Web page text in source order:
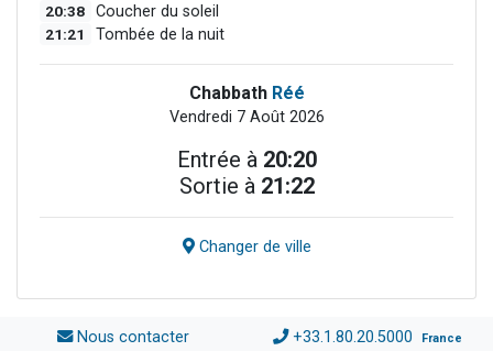
20:38 Coucher du soleil
21:21 Tombée de la nuit
Chabbath Réé
Vendredi 7 Août 2026
Entrée à 20:20
Sortie à 21:22
Changer de ville
Nous contacter +33.1.80.20.5000 France